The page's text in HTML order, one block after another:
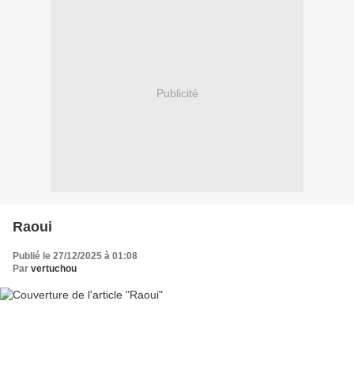
Publicité
Raoui
Publié le 27/12/2025 à 01:08
Par vertuchou